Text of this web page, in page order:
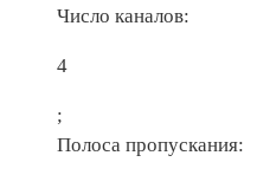
Число каналов:
4
;
Полоса пропускания: